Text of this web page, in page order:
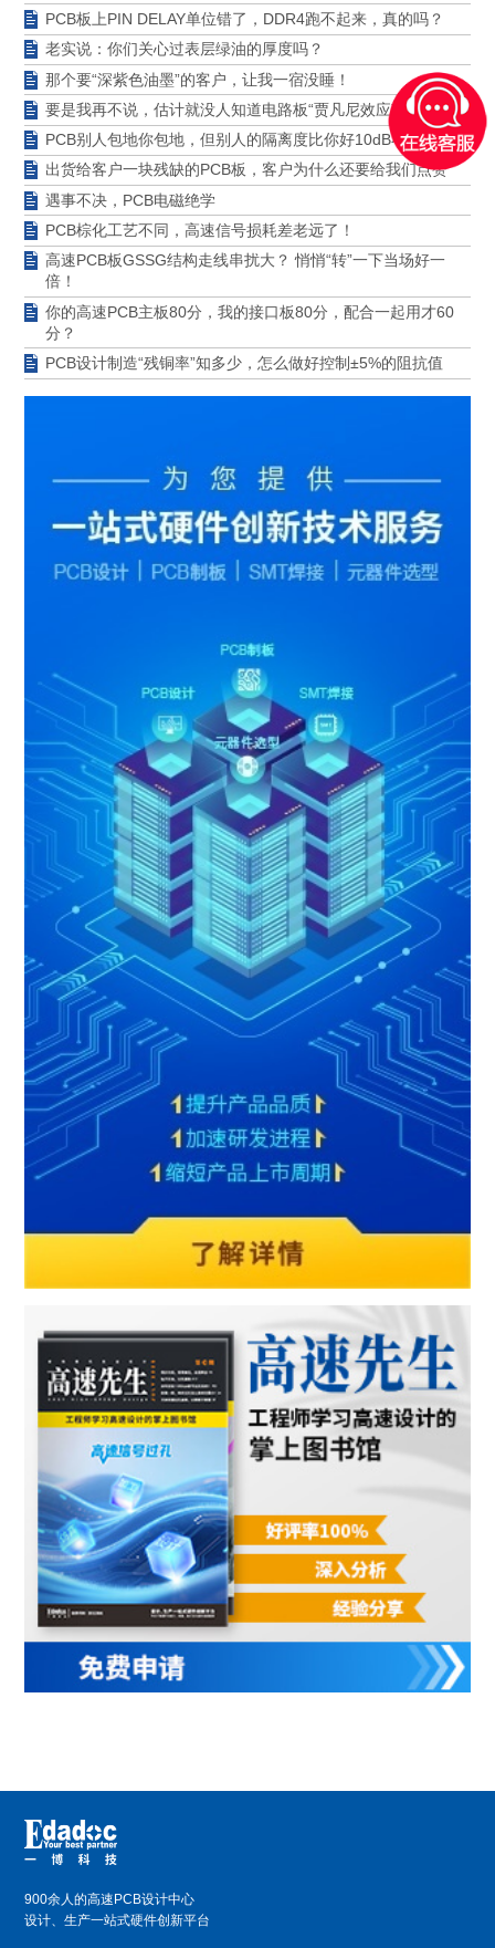
PCB板上PIN DELAY单位错了，DDR4跑不起来，真的吗？
老实说：你们关心过表层绿油的厚度吗？
那个要“深紫色油墨”的客户，让我一宿没睡！
要是我再不说，估计就没人知道电路板“贾凡尼效应”了！
PCB别人包地你包地，但别人的隔离度比你好10dB不止
出货给客户一块残缺的PCB板，客户为什么还要给我们点赞
遇事不决，PCB电磁绝学
PCB棕化工艺不同，高速信号损耗差老远了！
高速PCB板GSSG结构走线串扰大？ 悄悄“转”一下当场好一
倍！
你的高速PCB主板80分，我的接口板80分，配合一起用才60
分？
PCB设计制造“残铜率”知多少，怎么做好控制±5%的阻抗值
900余人的高速PCB设计中心
设计、生产一站式硬件创新平台